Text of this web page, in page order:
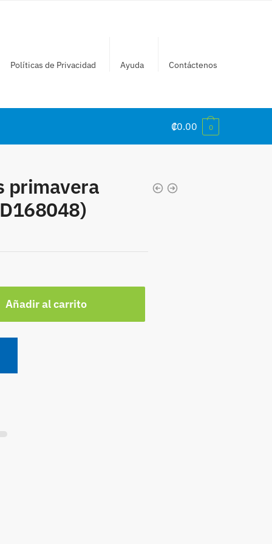
Políticas de Privacidad Ayuda Contáctenos
₡0.00 0
primavera
Añadir al carrito